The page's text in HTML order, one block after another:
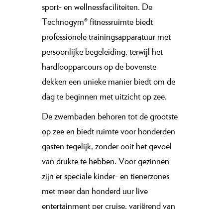
sport- en wellnessfaciliteiten. De
Technogym® fitnessruimte biedt
professionele trainingsapparatuur met
persoonlijke begeleiding, terwijl het
hardloopparcours op de bovenste
dekken een unieke manier biedt om de
dag te beginnen met uitzicht op zee.
De zwembaden behoren tot de grootste
op zee en biedt ruimte voor honderden
gasten tegelijk, zonder ooit het gevoel
van drukte te hebben. Voor gezinnen
zijn er speciale kinder- en tienerzones
met meer dan honderd uur live
entertainment per cruise, variërend van